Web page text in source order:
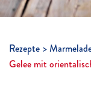
Rezepte
Gelee mit